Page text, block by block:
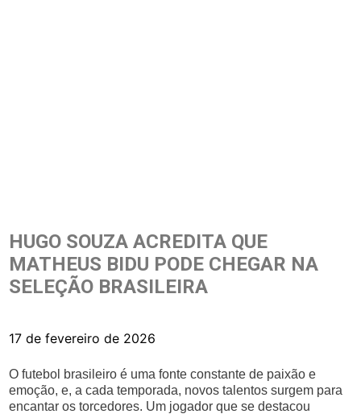
HUGO SOUZA ACREDITA QUE
MATHEUS BIDU PODE CHEGAR NA
SELEÇÃO BRASILEIRA
17 de fevereiro de 2026
O futebol brasileiro é uma fonte constante de paixão e
emoção, e, a cada temporada, novos talentos surgem para
encantar os torcedores. Um jogador que se destacou